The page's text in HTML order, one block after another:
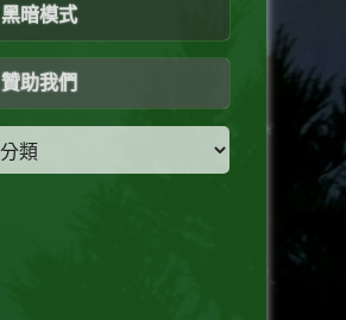
黑暗模式
贊助我們